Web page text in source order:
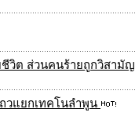
ชีวิต ส่วนคนร้ายถูกวิสามัญ
วแยกเทคโนลำพูน